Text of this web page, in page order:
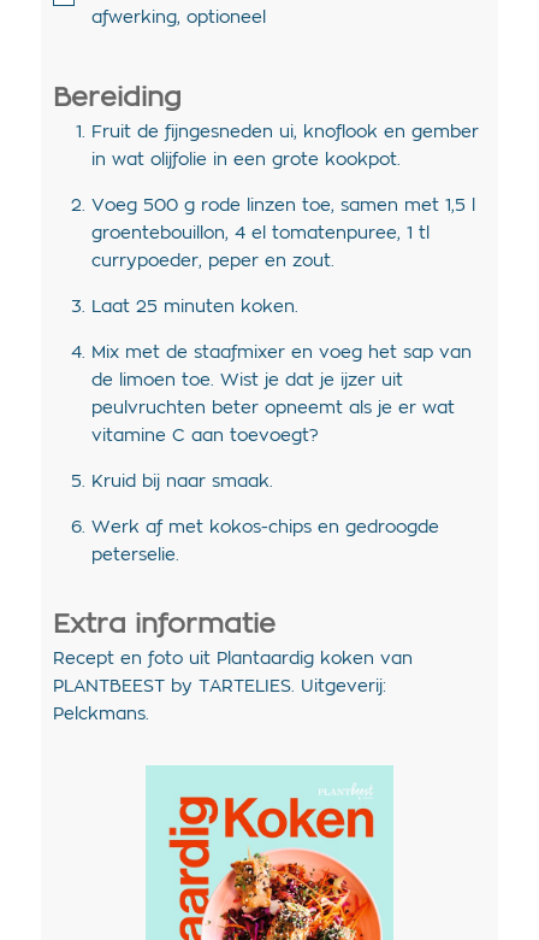
afwerking, optioneel
Bereiding
Fruit de fijngesneden ui, knoflook en gember
in wat olijfolie in een grote kookpot.
Voeg 500 g rode linzen toe, samen met 1,5 l
groentebouillon, 4 el tomatenpuree, 1 tl
currypoeder, peper en zout.
Laat 25 minuten koken.
Mix met de staafmixer en voeg het sap van
de limoen toe. Wist je dat je ijzer uit
peulvruchten beter opneemt als je er wat
vitamine C aan toevoegt?
Kruid bij naar smaak.
Werk af met kokos-chips en gedroogde
peterselie.
Extra informatie
Recept en foto uit Plantaardig koken van
PLANTBEEST by TARTELIES. Uitgeverij:
Pelckmans.